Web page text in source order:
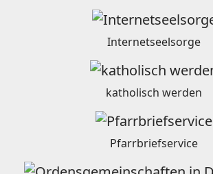
Internetseelsorge
katholisch werden
Pfarrbriefservice